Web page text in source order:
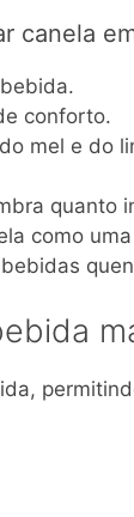
canela
conforto.
mel e do
quanto
como